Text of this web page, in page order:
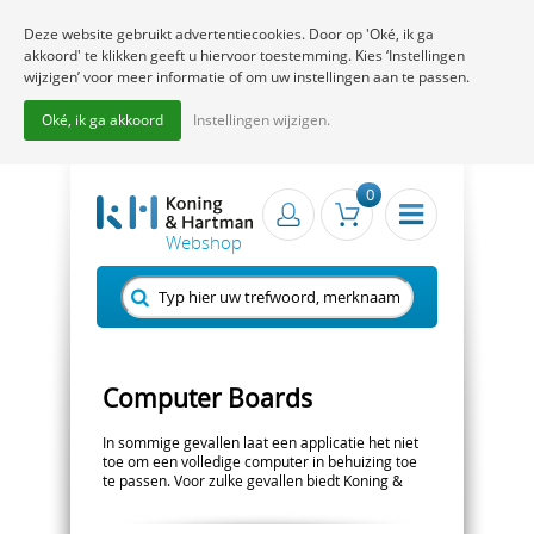
0
Computer Boards
In sommige gevallen laat een applicatie het niet
toe om een volledige computer in behuizing toe
te passen. Voor zulke gevallen biedt Koning &
moederborden. Leverbaar voor diverse
Deze website gebruikt advertentiecookies. Door op 'Oké, ik ga
akkoord' te klikken geeft u hiervoor toestemming. Kies ‘Instellingen
wijzigen’ voor meer informatie of om uw instellingen aan te passen.
Oké, ik ga akkoord Instellingen wijzigen.